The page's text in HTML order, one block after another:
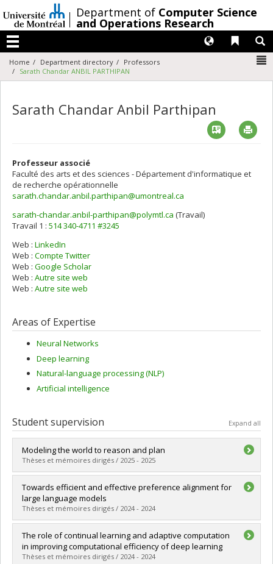
au
contenu
/Department of Computer Science
and Operations Research
Menu
Liens
Langues
Home Department directory
Professors
Sarath Chandar ANBIL PARTHIPAN
Sarath Chandar Anbil Parthipan
Vcard
Professeur associé
Faculté des arts et des sciences - Département d'informatique et
de recherche opérationnelle
sarath.chandar.anbil.parthipan@umontreal.ca
Courriels
sarath-chandar.anbil-parthipan@polymtl.ca (Travail)
Travail 1 : 514 340-4711 #3245
Web : LinkedIn
Web : Compte Twitter
Web : Google Scholar
Web : Autre site web
Web : Autre site web
Areas of Expertise
Neural Networks
Deep learning
Natural-language processing (NLP)
Artificial intelligence
Student supervision Expand all
Modeling the world to reason and plan
Thèses et mémoires dirigés / 2025 - 2025
Graduate :Samsami, Mohammad Reza
Cycle :Master's
Grade :M. Sc.
Lien vers le document dans Papyrus
Towards efficient and effective preference alignment for
large language models
Thèses et mémoires dirigés / 2024 - 2024
Graduate :Thakkar, Megh Vipul
Cycle :Master's
Grade :M. Sc.
The role of continual learning and adaptive computation
in improving computational efficiency of deep learning
Thèses et mémoires dirigés / 2024 - 2024